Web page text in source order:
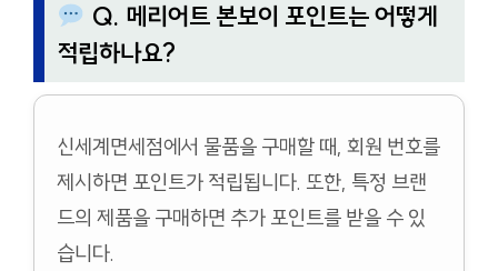
Q. 메리어트 본보이 포인트는 어떻게
적립하나요?
신세계면세점에서 물품을 구매할 때, 회원 번호를
제시하면 포인트가 적립됩니다. 또한, 특정 브랜
드의 제품을 구매하면 추가 포인트를 받을 수 있
습니다.